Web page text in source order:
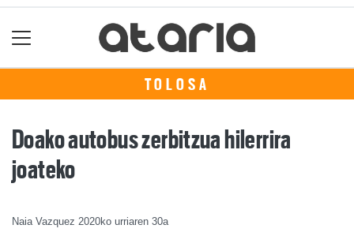
TOLOSA
Doako autobus zerbitzua hilerrira
joateko
Naia Vazquez 2020ko urriaren 30a